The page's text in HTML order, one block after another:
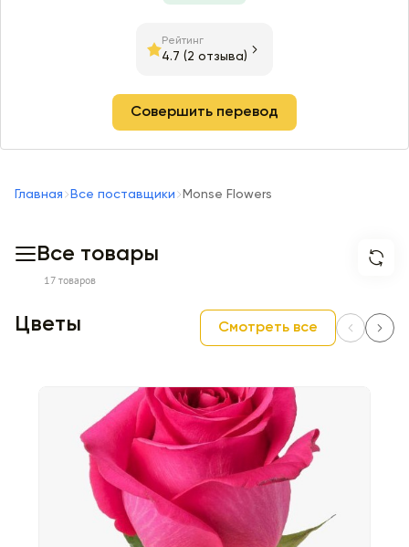
Рейтинг
4.7 (2 отзыва)
Совершить перевод
Главная Все поставщики Monse Flowers
Все товары
17 товаров
Цветы Смотреть все